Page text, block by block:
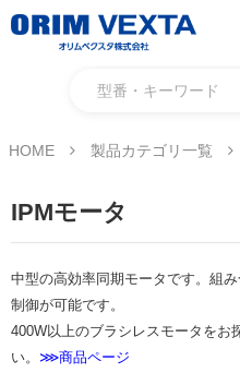
HOME 製品カテゴリ一覧
IPMモータ
中型の高効率同期モータです。組
制御が可能です。
400W以上のブラシレスモータをお
い。 ⋙商品ページ